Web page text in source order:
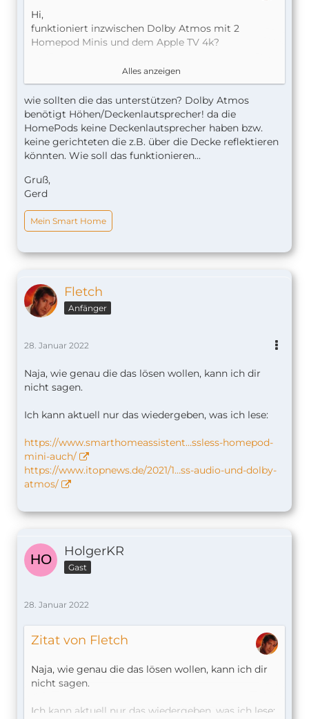
Hi,
funktioniert inzwischen Dolby Atmos mit 2
Homepod Minis und dem Apple TV 4k?
hier steht dass die das nicht unterstützen
https://support.apple.com/de-de/HT207705
Alles anzeigen
wie sollten die das unterstützen? Dolby Atmos
benötigt Höhen/Deckenlautsprecher! da die
HomePods keine Deckenlautsprecher haben bzw.
keine gerichteten die z.B. über die Decke reflektieren
könnten. Wie soll das funktionieren...
Gruß,
Gerd
Mein Smart Home
Fletch
Anfänger
28. Januar 2022
Naja, wie genau die das lösen wollen, kann ich dir
nicht sagen.
Ich kann aktuell nur das wiedergeben, was ich lese:
https://www.smarthomeassistent…ssless-homepod-
mini-auch/
https://www.itopnews.de/2021/1…ss-audio-und-dolby-
atmos/
HolgerKR
Gast
28. Januar 2022
Zitat von Fletch
Naja, wie genau die das lösen wollen, kann ich dir
nicht sagen.
Ich kann aktuell nur das wiedergeben, was ich lese: